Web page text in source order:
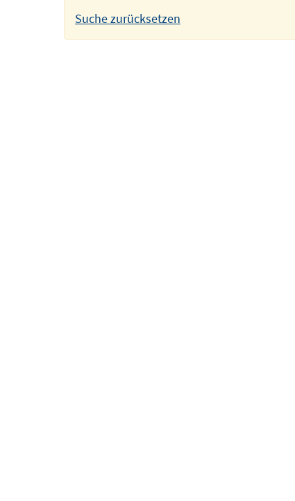
Suche zurücksetzen